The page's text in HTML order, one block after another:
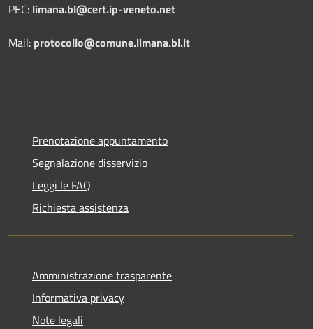
PEC: limana.bl@cert.ip-veneto.net
Mail: protocollo@comune.limana.bl.it
Prenotazione appuntamento
Segnalazione disservizio
Leggi le FAQ
Richiesta assistenza
Amministrazione trasparente
Informativa privacy
Note legali